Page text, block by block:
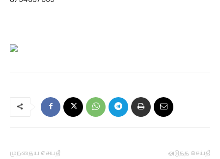
முந்தைய செய்தி அடுத்த செய்தி